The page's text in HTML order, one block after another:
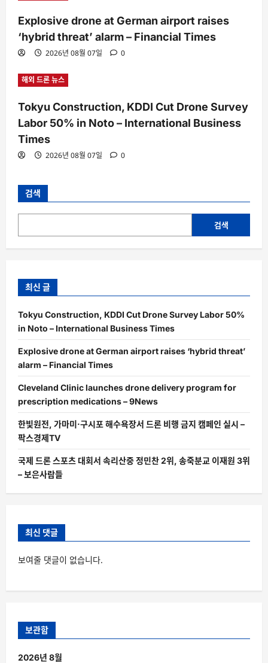
Explosive drone at German airport raises
‘hybrid threat’ alarm – Financial Times
2026년 08월 07일 0
해외 드론 뉴스
Tokyu Construction, KDDI Cut Drone Survey
Labor 50% in Noto – International Business
Times
2026년 08월 07일 0
검색
검색
최신 글
Tokyu Construction, KDDI Cut Drone Survey Labor 50%
in Noto – International Business Times
Explosive drone at German airport raises ‘hybrid threat’
alarm – Financial Times
Cleveland Clinic launches drone delivery program for
prescription medications – 9News
한빛원전, 가마미·구시포 해수욕장서 드론 비행 금지 캠페인 실시 –
팍스경제TV
국제 드론 스포츠 대회서 속리산중 정민찬 2위, 송죽분교 이재원 3위
– 보은사람들
최신 댓글
보여줄 댓글이 없습니다.
보관함
2026년 8월